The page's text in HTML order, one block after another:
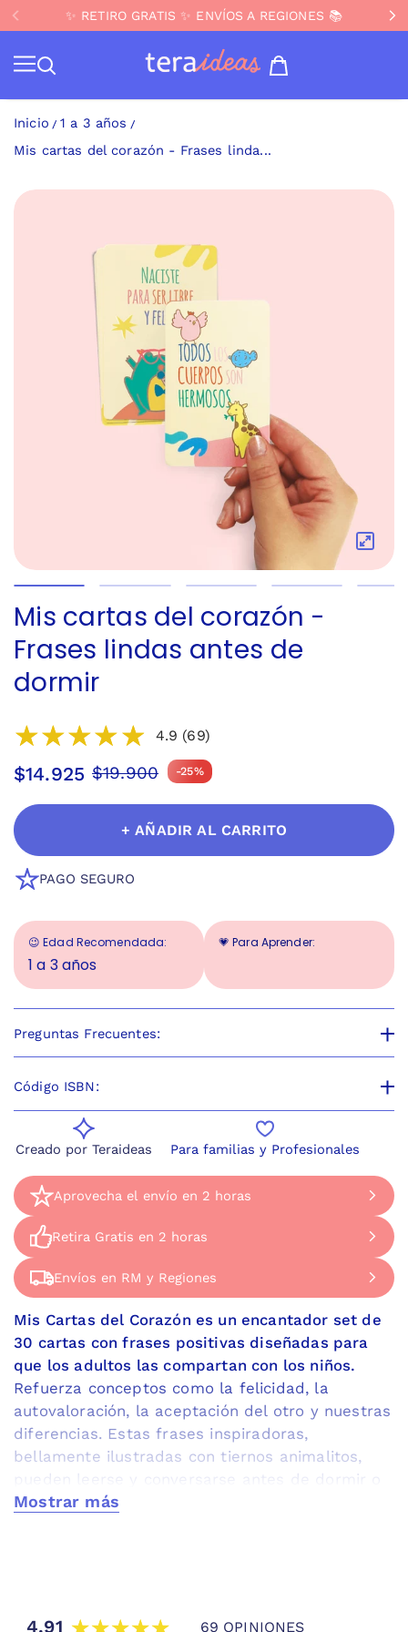
IR AL CONTENIDO
✨ RETIRO GRATIS ✨ ENVÍOS A REGIONES 📚
✨ NUEVO JUEGO ❤️ PingPong Pubertad
📦 🚚 DESPACHOS GRATIS compras sobre $99.900 ✨
Teraideas
Inicio
1 a 3 años
Mis cartas del corazón - Frases linda...
Mis cartas del corazón -
Frases lindas antes de
dormir
4.9 (69)
$14.925 $19.900 -25%
+ AÑADIR AL CARRITO
PAGO SEGURO
😉 Edad Recomendada:
1 a 3 años
💗 Para Aprender:
Preguntas Frecuentes:
Código ISBN:
Creado por Teraideas Para familias y Profesionales
Aprovecha el envío en 2 horas
Aprovecha el envío en 2 horas
Disponible de Lunes a Jueves de 9 a 17 horas,
Retira Gratis en 2 horas
Retira Gratis en 2 horas
Ven a retirar el mismo día a nuestra tienda en
Dirección: Apoquindo 2730 Las Condes. A
Envíos en RM y Regiones
Envíos en RM y Regiones
Hacemos envíos por Bluexpress a regiones
Mis Cartas del Corazón es un encantador set de
30 cartas con frases positivas diseñadas para
que los adultos las compartan con los niños.
Refuerza conceptos como la felicidad, la
autovaloración, la aceptación del otro y nuestras
diferencias. Estas frases inspiradoras,
bellamente ilustradas con tiernos animalitos,
pueden leerse y conversarse antes de dormir o
al realizar actividades juntos. Escritas por
elaborada para transmitir conceptos
Mostrar más
Mostrar menos
4.91 69 OPINIONES